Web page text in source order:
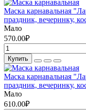
Маска карнавальная
праздник, вечеринку,
Мало
570.00₽
Купить
Маска карнавальная
праздник, вечеринку,
Мало
610.00₽